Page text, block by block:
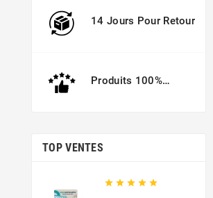
14 Jours Pour Retour
Produits 100%
TOP VENTES
    